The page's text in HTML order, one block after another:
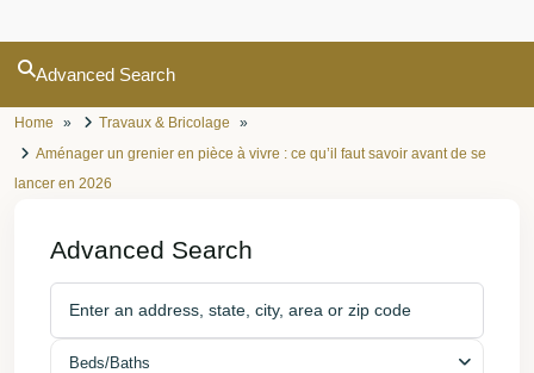
Advanced Search
Home
Travaux & Bricolage
Aménager un grenier en pièce à vivre : ce qu’il faut savoir avant de se
lancer en 2026
Advanced Search
Beds/Baths